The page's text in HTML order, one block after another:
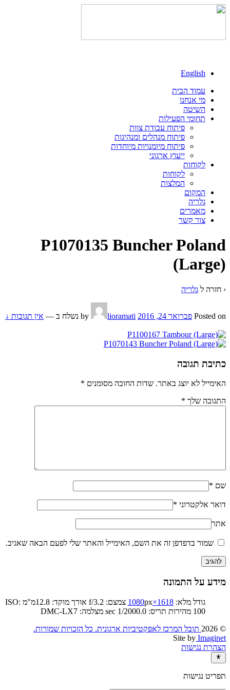
English
עמוד הבית
מי אנחנו
השיטה
תחומי הפעילות
פיתוח עבודת צוות
פיתוח מנהלים ומנהיגות
פיתוח מיומנויות מיוחדות
ייעוץ ארגוני
לקוחות
לקוחות
המלצות
המקום
גלריה
מאמרים
צור קשר
P1070135 Buncher Poland
(Large)
‹ חזרה ל גלריה
Posted on פברואר 24, 2016 lioramati נשלח ב — אין תגובות ↓
כתיבת תגובה
האימייל לא יוצג באתר. שדות החובה מסומנים *
התגובה שלך *
שם *
דואר אלקטרוני *
אתר
שמור בדפדפן זה את השם, האימייל והאתר שלי לפעם הבאה שאגיב.
מידע על התמונה
גודל מלא: 1618×1080
px צמצם: f/3.2 אורך מוקד: 12.8מ"מ
ISO:
100 מהירות תריס: 1/2000.0 sec
מצלמה: DMC-LX7
© 2026
תובל המרכז לאפקטיביות ארגונית. כל הזכויות שמורות.‏
Site by Imaginet
הצהרת נגישות
תפריט נגישות